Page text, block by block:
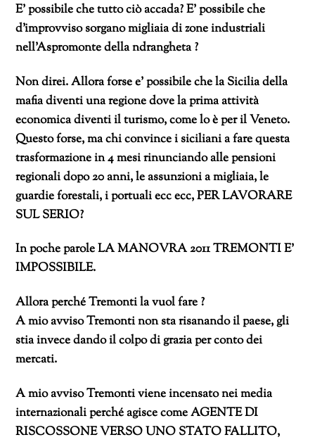
E’ possibile che tutto ciò accada? E’ possibile che
d’improvviso sorgano migliaia di zone industriali
nell’Aspromonte della ndrangheta ?
Non direi. Allora forse e’ possibile che la Sicilia della
mafia diventi una regione dove la prima attività
economica diventi il turismo, come lo è per il Veneto.
Questo forse, ma chi convince i siciliani a fare questa
trasformazione in 4 mesi rinunciando alle pensioni
regionali dopo 20 anni, le assunzioni a migliaia, le
guardie forestali, i portuali ecc ecc, PER LAVORARE
SUL SERIO?
In poche parole LA MANOVRA 2011 TREMONTI E’
IMPOSSIBILE.
Allora perché Tremonti la vuol fare ?
A mio avviso Tremonti non sta risanando il paese, gli
stia invece dando il colpo di grazia per conto dei
mercati.
A mio avviso Tremonti viene incensato nei media
internazionali perché agisce come AGENTE DI
RISCOSSONE VERSO UNO STATO FALLITO,